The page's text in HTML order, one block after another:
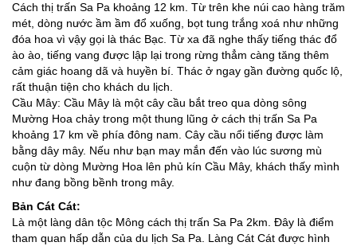
Cách thị trấn Sa Pa khoảng 12 km. Từ trên khe núi cao hàng trăm
mét, dòng nước ầm ầm đổ xuống, bọt tung trắng xoá như những
đóa hoa vì vậy gọi là thác Bạc. Từ xa đã nghe thấy tiếng thác đổ
ào ào, tiếng vang được lập lại trong rừng thẳm càng tăng thêm
cảm giác hoang dã và huyền bí. Thác ở ngay gần đường quốc lộ,
rất thuận tiện cho khách du lịch.
Cầu Mây: Cầu Mây là một cây cầu bắt treo qua dòng sông
Mường Hoa chảy trong một thung lũng ở cách thị trấn Sa Pa
khoảng 17 km về phía đông nam. Cây cầu nổi tiếng được làm
bằng dây mây. Nếu như bạn may mắn đến vào lúc sương mù
cuộn từ dòng Mường Hoa lên phủ kín Cầu Mây, khách thấy mình
như đang bồng bềnh trong mây.
Bản Cát Cát:
Là một làng dân tộc Mông cách thị trấn Sa Pa 2km. Đây là điểm
tham quan hấp dẫn của du lịch Sa Pa. Làng Cát Cát được hình